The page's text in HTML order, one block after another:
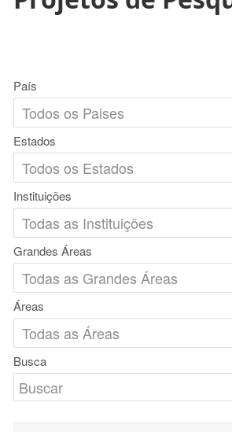
País
Estados
Instituições
Grandes Áreas
Áreas
Busca